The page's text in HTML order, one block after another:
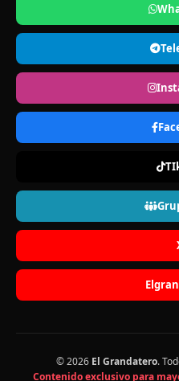
© 2026 El Grandatero.
Contenido exclusivo para